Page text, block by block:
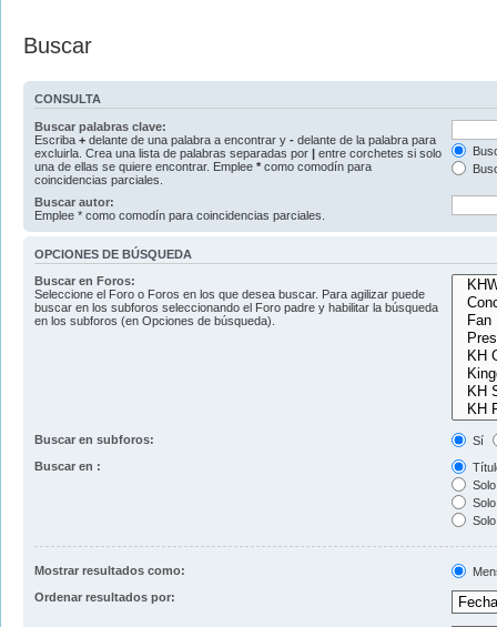
Buscar
CONSULTA
Buscar palabras clave:
Escriba + delante de una palabra a encontrar y - delante de la palabra para
excluirla. Crea una lista de palabras separadas por | entre corchetes si solo
una de ellas se quiere encontrar. Emplee * como comodín para
coincidencias parciales.
Buscar autor:
Emplee * como comodín para coincidencias parciales.
OPCIONES DE BÚSQUEDA
Buscar en Foros:
Seleccione el Foro o Foros en los que desea buscar. Para agilizar puede
buscar en los subforos seleccionando el Foro padre y habilitar la búsqueda
en los subforos (en Opciones de búsqueda).
Buscar en subforos:
Sí
Buscar en :
Mostrar resultados como:
Ordenar resultados por: